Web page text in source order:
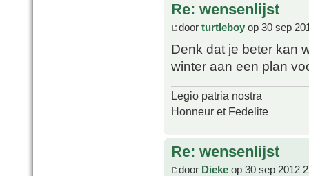
Re: wensenlijst
door turtleboy op 30 sep
Denk dat je beter kan
winter aan een plan
Legio patria nostra
Honneur et Fedelite
Re: wensenlijst
door Dieke op 30 sep 2012